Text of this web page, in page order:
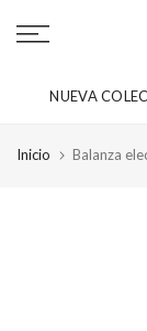
saltar
al
NUEVA
Inicio Balanza